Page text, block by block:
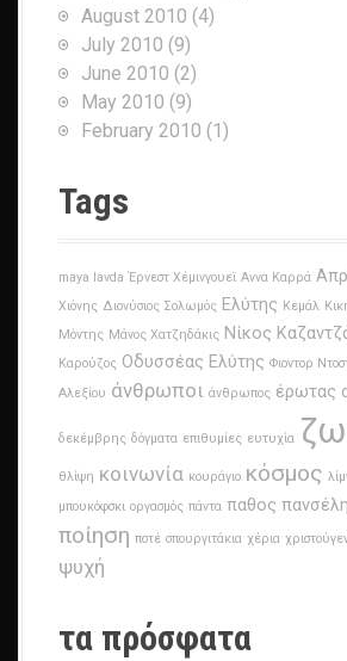
August 2010 (4)
July 2010 (9)
June 2010 (2)
May 2010 (9)
February 2010 (1)
Tags
maya lavda Έρνεστ Χέμινγουεϊ Αννα Καρρά
Χιόνης Διονύσιος Σολωμός Ελύτης Κεμάλ
Μόντης Μάνος Χατζηδάκις Νίκος
Καρούζος Οδυσσέας Ελύτης Φιοντορ
Αλεξίου άνθρωποι άνθρωπος έρωτας
δεκέμβρης δόγματα επιθυμίες ευτυχία
θλίψη κοινωνία κουράγιο κόσμος
μπουκόφσκι οργασμός πάντα παθος
ποίηση ποτέ σπουργιτάκια χέρια
ψυχή
τα πρόσφατα